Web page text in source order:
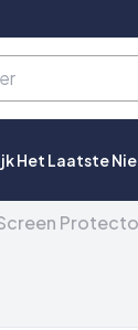
Het Laatste